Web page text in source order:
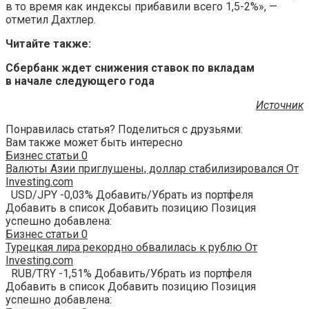
в то время как индексы прибавили всего 1,5-2%», —
отметил Дахтлер.
Читайте также:
Сбербанк ждет снижения ставок по вкладам
в начале следующего года
Источник
Понравилась статья? Поделиться с друзьями:
Вам также может быть интересно
Бизнес статьи 0
Валюты Азии приглушены, доллар стабилизировался От
Investing.com
USD/JPY -0,03% Добавить/Убрать из портфеля
Добавить в список Добавить позицию Позиция
успешно добавлена:
Бизнес статьи 0
Турецкая лира рекордно обвалилась к рублю От
Investing.com
RUB/TRY -1,51% Добавить/Убрать из портфеля
Добавить в список Добавить позицию Позиция
успешно добавлена: